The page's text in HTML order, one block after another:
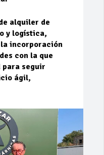
alquiler de
y logística,
incorporación
con la que
para seguir
ágil,